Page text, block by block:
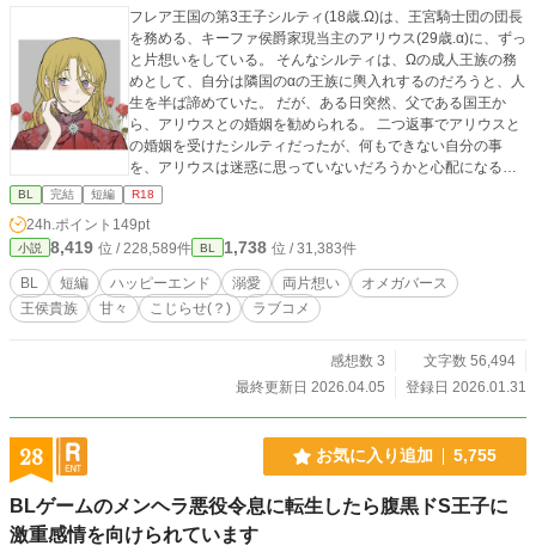
フレア王国の第3王子シルティ(18歳.Ω)は、王宮騎士団の団長
を務める、キーファ侯爵家現当主のアリウス(29歳.α)に、ずっ
と片想いをしている。 そんなシルティは、Ωの成人王族の務
めとして、自分は隣国のαの王族に輿入れするのだろうと、人
生を半ば諦めていた。 だが、ある日突然、父である国王か
ら、アリウスとの婚姻を勧められる。 二つ返事でアリウスと
の婚姻を受けたシルティだったが、何もできない自分の事
を、アリウスは迷惑に思っていないだろうかと心配になる。
─が、そんなシルティの心配をよそに、アリウスは天にも登
る気持ち(無表情)で、いそいそと婚姻の準備を進めていた。
受けを好きすぎて、発情期にしか触れる事ができない攻め
と、発情期の記憶が一切ない受けのお話です。 拗らせ両片想
いの大人の恋(？) オメガバースの設定をお借りしています。
ぼんやり設定です。 Rシーンは※つけます。 1話1,000～2,00
0字程度です。 ※画像はpicrewさんよりお借りしました。 (X
BL 完結 短編 R18
24h.ポイント 149pt
小説 8,419 位 / 228,589件 BL 1,738 位 / 31,383件
BL 短編 ハッピーエンド 溺愛 両片想い
オメガバース
王侯貴族
甘々 こじらせ(？) ラブコメ
感想数 3
文字数 56,494
最終更新日 2026.04.05
登録日 2026.01.31
28 お気に入り追加 5,755
BLゲームのメンヘラ悪役令息に転生したら腹黒ドS王子に
激重感情を向けられています